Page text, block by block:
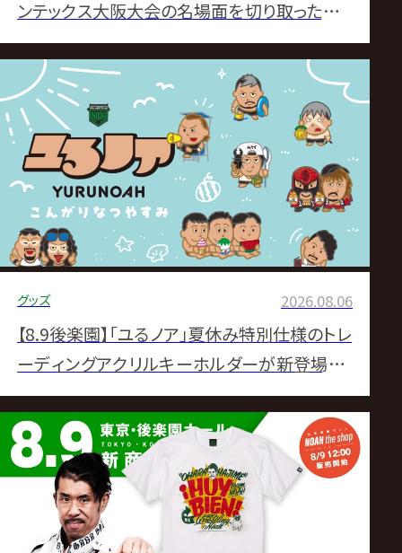
ンテックス大阪大会の名場面を切り取ったトレ
ーディングカード登場！
グッズ 2026.08.06
【8.9後楽園】「ユるノア」夏休み特別仕様のトレ
ーディングアクリルキーホルダーが新登場！さ
らに通販限定で特典付きコンプリートセットも
発売決定！